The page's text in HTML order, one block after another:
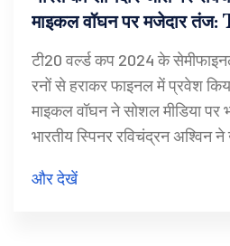
माइकल वॉघन पर मजेदार तंज:
2024 में सेमीफाइनल का
टी20 वर्ल्ड कप 2024 के
रनों से हराकर फाइनल में प्रवेश
माइकल वॉघन ने सोशल मीडिया पर
भारतीय स्पिनर रविचंद्रन
रोहित शर्मा और सूर्यकुमार यादव के
और देखें